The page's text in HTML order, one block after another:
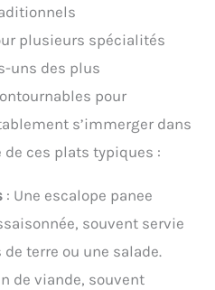
plusieurs spécialités
uns des plus
pour
s’immerger dans
ces plats typiques :
: Une escalope panee
souvent servie
terre ou une salade.
de viande, souvent